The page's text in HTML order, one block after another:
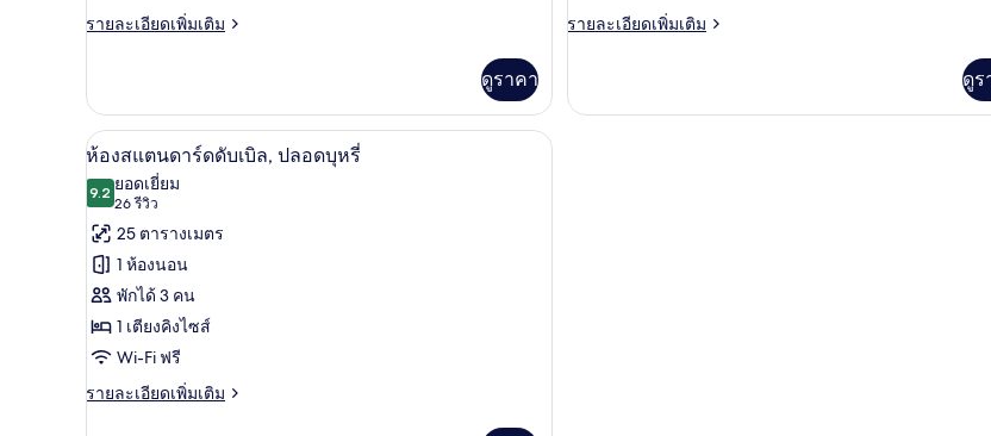
นัล
บุหรี่
(Japanese)
รายละเอียดเพิ่มเติม
ราย
เกี่ยว
กับ
ห้อง
ชัน
สวี
ท,
ปลอด
บุหรี่
(Japanese)
ดูราคา
บุหรี่
รายละเอียดเพิ่มเติม
ราย
เกี่ยว
ดูร
เปิด
ภาพถ่าย
ทั้งหมด
ของ
ห้อง
สแตนดาร์ด
ดับเบิล,
ปลอด
ห้องสแตนดาร์ดดับเบิล, ปลอดบุหรี่ | 1 ห้องนอน, เครื่องนอนระดับพรีเมียม, ผ้านวมขนเป็ด, ตู้นิรภัยในห้
6
ห้องสแตนดาร์ดดับเบิล, ปลอดบุหรี่
9.29.2 จาก 10
ยอดเยี่ยม
26 รีวิว
(26
รีวิว)
25 ตารางเมตร
1 ห้องนอน
พักได้ 3 คน
1 เตียงคิงไซส์
Wi-Fi ฟรี
รายละเอียดเพิ่มเติม
ราย